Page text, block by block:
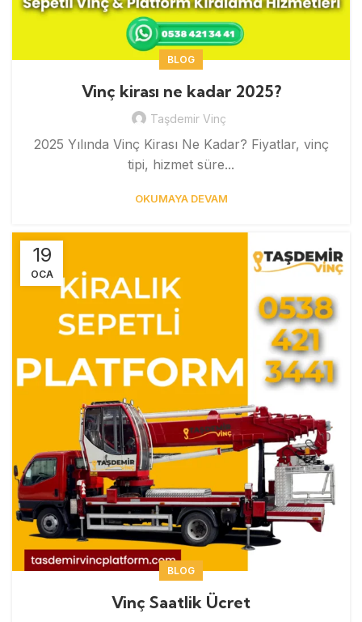
BLOG
Vinç kirası ne kadar 2025?
Taşdemir Vinç
2025 Yılında Vinç Kirası Ne Kadar? Fiyatlar, vinç
tipi, hizmet süre...
OKUMAYA DEVAM
19
OCA
BLOG
Vinç Saatlik Ücret